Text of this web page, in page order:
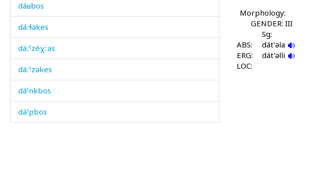
dáʁbos
dáːɬəkes
dáːˤzéχːas
dáːˤzəkes
dáˤnkbos
dáˤpbos
Morphology:
GENDER: III
Sg:
ABS:
dát'əla
ERG:
dát'əlli
LOC: